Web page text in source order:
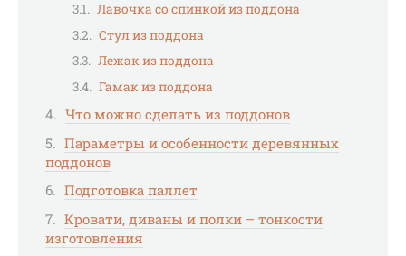
Лавочка со спинкой из поддона
Стул из поддона
Лежак из поддона
Гамак из поддона
Что можно сделать из поддонов
Параметры и особенности деревянных
поддонов
Подготовка паллет
Кровати, диваны и полки – тонкости
изготовления